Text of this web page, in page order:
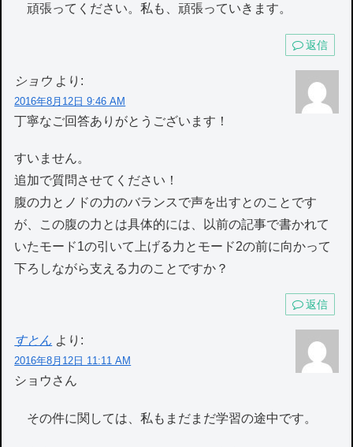
頑張ってください。私も、頑張っていきます。
返信
ショウ より:
2016年8月12日 9:46 AM
丁寧なご回答ありがとうございます！
すいません。
追加で質問させてください！
腹の力とノドの力のバランスで声を出すとのことです
が、この腹の力とは具体的には、以前の記事で書かれて
いたモード1の引いて上げる力とモード2の前に向かって
下ろしながら支える力のことですか？
返信
すとん より:
2016年8月12日 11:11 AM
ショウさん
その件に関しては、私もまだまだ学習の途中です。